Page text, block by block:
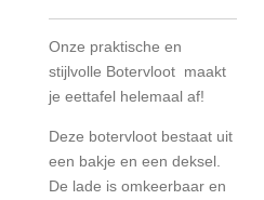
Onze praktische en
stijlvolle Botervloot maakt
je eettafel helemaal af!
Deze botervloot bestaat uit
een bakje en een deksel.
De lade is omkeerbaar en